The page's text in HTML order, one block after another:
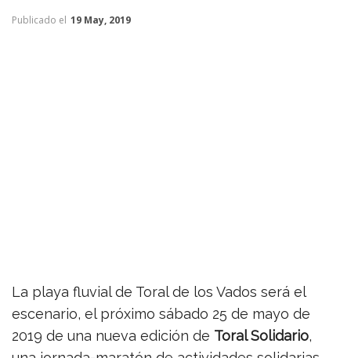
Publicado el 19 May, 2019
La playa fluvial de Toral de los Vados será el
escenario, el próximo sábado 25 de mayo de
2019 de una nueva edición de Toral Solidario,